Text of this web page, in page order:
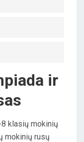
ir
klasių mokinių
mokinių rusų